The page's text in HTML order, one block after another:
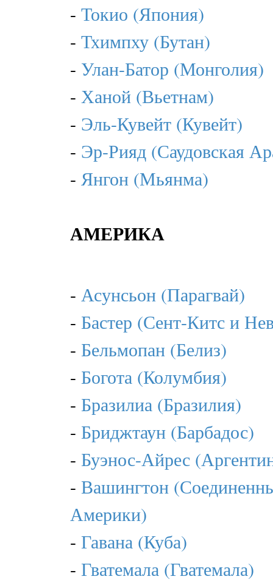
- Токио (Япония)
- Тхимпху (Бутан)
- Улан-Батор (Монголия)
- Ханой (Вьетнам)
- Эль-Кувейт (Кувейт)
- Эр-Рияд (Саудовская
- Янгон (Мьянма)
АМЕРИКА
- Асунсьон (Парагвай)
- Бастер (Сент-Китс и
- Бельмопан (Белиз)
- Богота (Колумбия)
- Бразилиа (Бразилия)
- Бриджтаун (Барбадос)
- Буэнос-Айрес
- Вашингтон
Америки)
- Гавана (Куба)
- Гватемала (Гватемала)